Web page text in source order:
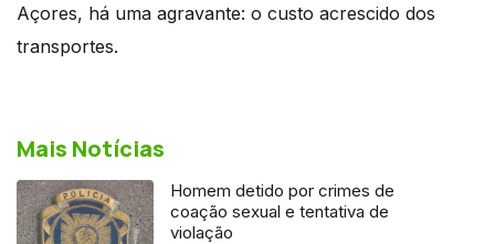
Açores, há uma agravante: o custo acrescido dos
transportes.
Mais Notícias
Homem detido por crimes de
coação sexual e tentativa de
violação